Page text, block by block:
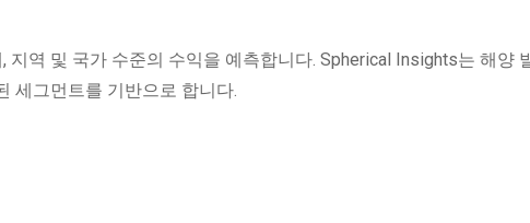
지역 및 국가 수준의 수익을 예측합니다. Spherical Insights는 해양
세그먼트를 기반으로 합니다.